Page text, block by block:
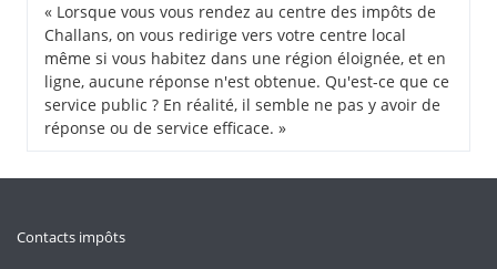
« Lorsque vous vous rendez au centre des impôts de
Challans, on vous redirige vers votre centre local
même si vous habitez dans une région éloignée, et en
ligne, aucune réponse n'est obtenue. Qu'est-ce que ce
service public ? En réalité, il semble ne pas y avoir de
réponse ou de service efficace. »
Contacts impôts